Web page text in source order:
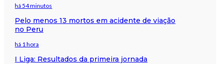
há 54 minutos
Pelo menos 13 mortos em acidente de viação
no Peru
há 1 hora
I Liga: Resultados da primeira jornada